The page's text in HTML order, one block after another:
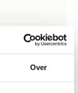
Over